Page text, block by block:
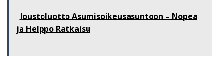
Joustoluotto Asumisoikeusasuntoon – Nopea
ja Helppo Ratkaisu